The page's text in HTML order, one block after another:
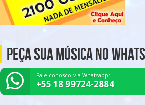
Peça Sua Música no
Fale conosco via Whatsapp:
+55 18 99724-2884